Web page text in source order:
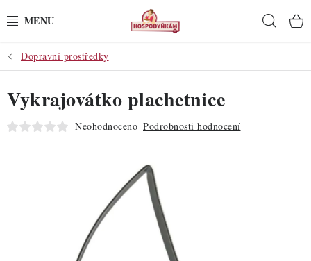
na
POTŘEBY
POMŮCKY
SUROVINY
Dopravní prostředky
Vykrajovátko plachetnice
Neohodnoceno Podrobnosti hodnocení